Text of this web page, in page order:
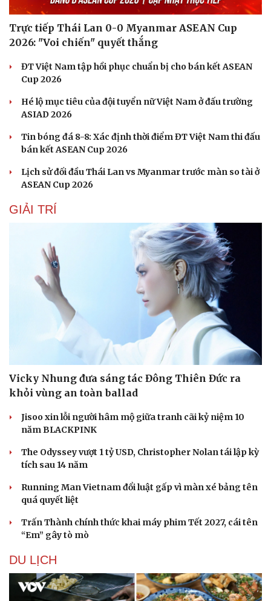
Sức khỏe
Dinh dưỡng - món ngon
Sản phụ khoa
Nhi khoa
Làm đẹp - giảm cân
Phòng mạch online
Đời sống
Tình yêu - Gia đình
Trực tiếp Thái Lan 0-0 Myanmar ASEAN Cup
2026: "Voi chiến" quyết thắng
ĐT Việt Nam tập hồi phục chuẩn bị cho bán kết ASEAN
Cup 2026
Hé lộ mục tiêu của đội tuyển nữ Việt Nam ở đấu trường
ASIAD 2026
Tin bóng đá 8-8: Xác định thời điểm ĐT Việt Nam thi đấu
bán kết ASEAN Cup 2026
Lịch sử đối đầu Thái Lan vs Myanmar trước màn so tài ở
ASEAN Cup 2026
GIẢI TRÍ
Vicky Nhung đưa sáng tác Đông Thiên Đức ra
khỏi vùng an toàn ballad
Jisoo xin lỗi người hâm mộ giữa tranh cãi kỷ niệm 10
năm BLACKPINK
The Odyssey vượt 1 tỷ USD, Christopher Nolan tái lập kỳ
tích sau 14 năm
Running Man Vietnam đổi luật gấp vì màn xé bảng tên
quá quyết liệt
Trấn Thành chính thức khai máy phim Tết 2027, cái tên
“Em” gây tò mò
DU LỊCH